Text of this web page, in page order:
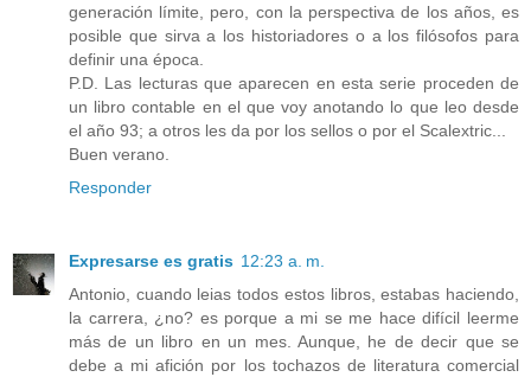
generación límite, pero, con la perspectiva de los años, es
posible que sirva a los historiadores o a los filósofos para
definir una época.
P.D. Las lecturas que aparecen en esta serie proceden de
un libro contable en el que voy anotando lo que leo desde
el año 93; a otros les da por los sellos o por el Scalextric...
Buen verano.
Responder
Expresarse es gratis 12:23 a. m.
Antonio, cuando leias todos estos libros, estabas haciendo,
la carrera, ¿no? es porque a mi se me hace difícil leerme
más de un libro en un mes. Aunque, he de decir que se
debe a mi afición por los tochazos de literatura comercial